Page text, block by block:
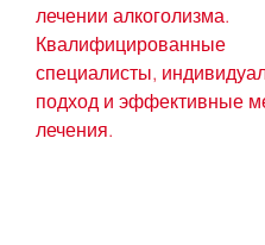
лечении алкоголизма.
Квалифицированные
специалисты,
подход и эффективные
лечения.